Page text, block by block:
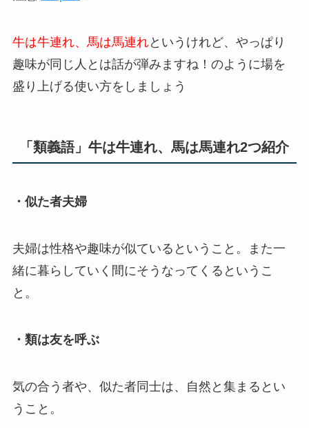
牛は牛連れ、馬は馬連れというけれど、やっぱり
趣味が同じ人とは話が弾みますね！のように場を
盛り上げる使い方をしましょう
「類義語」牛は牛連れ、馬は馬連れ2つ紹介
・似た者夫婦
夫婦は性格や趣味が似ているということ。また一
緒に暮らしていく間にそうなってくるというこ
と。
・類は友を呼ぶ
気の合う者や、似た者同士は、自然と集まるとい
うこと。